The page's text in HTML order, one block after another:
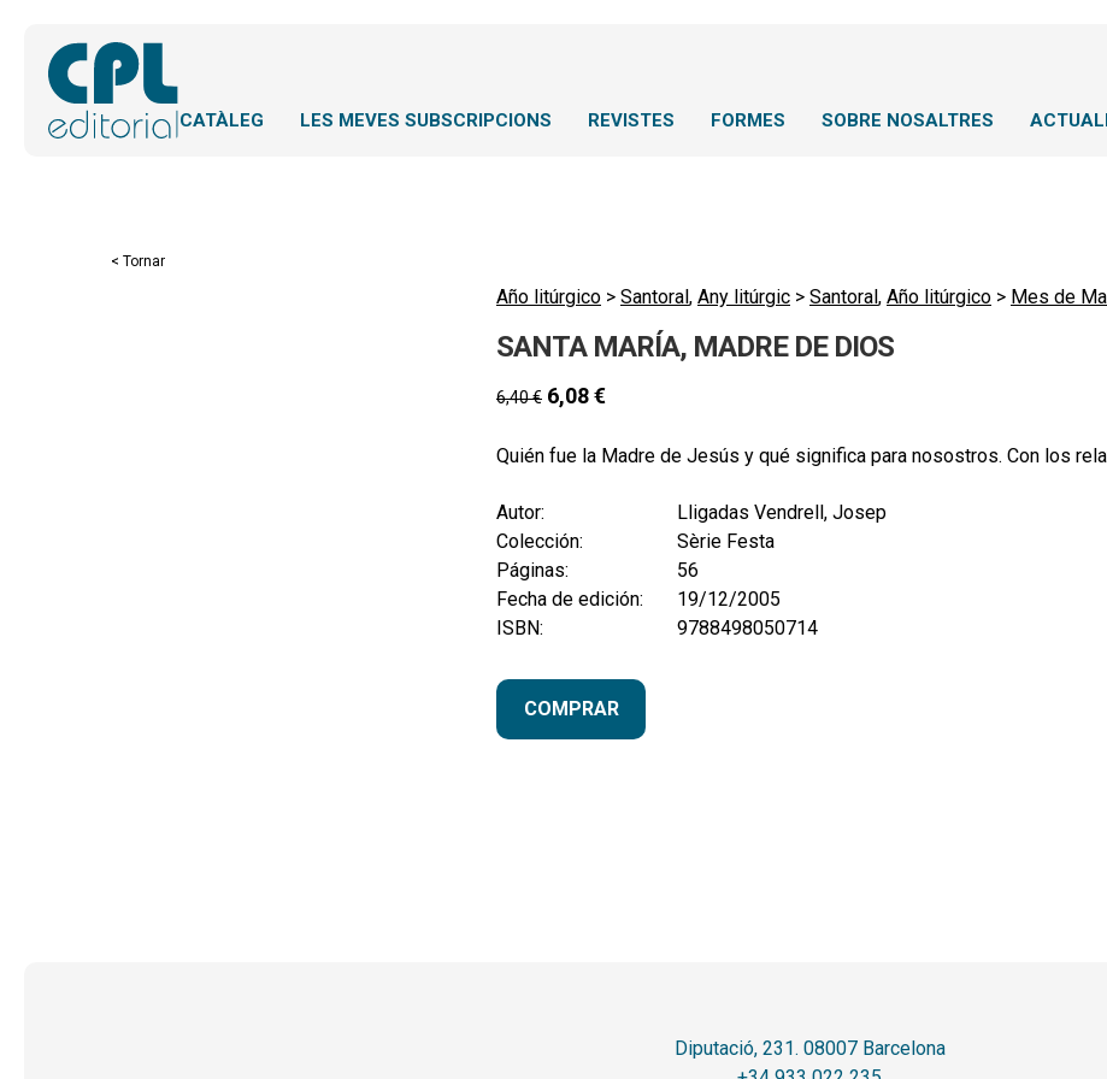
CATÀLEG LES MEVES SUBSCRIPCIONS REVISTES FORMES SOBRE NOSALTRES
< Tornar
Año litúrgico > Santoral, Any litúrgic > Santoral, Año litúrgico > Mes de
SANTA MARÍA, MADRE DE DIOS
6,40€ 6,08€
Quién fue la Madre de Jesús y qué significa para nosostros. Con los
Autor:
Lligadas Vendrell, Josep
Colección:
Sèrie Festa
Páginas:
56
Fecha de edición:
19/12/2005
ISBN:
9788498050714
COMPRAR
Diputació, 231. 08007 Barcelona